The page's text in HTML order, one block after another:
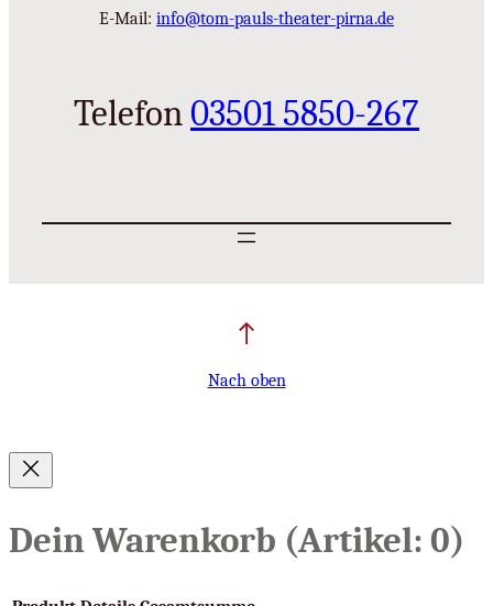
E-Mail: info@tom-pauls-theater-pirna.de
Telefon03501 5850-267
Nach oben
Dein Warenkorb (Artikel: 0)